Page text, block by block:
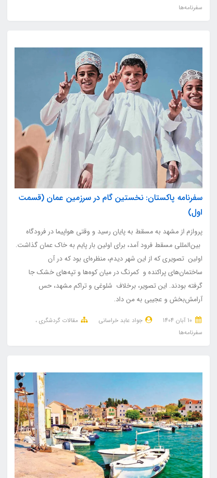
سفرنامه‌ها
سفرنامه پاکستان: نخستین گام در سرزمین عمان (قسمت
اول)
پروازم از مشهد به مسقط به پایان رسید و وقتی هواپیما در فرودگاه
بین‌المللی مسقط فرود آمد، برای اولین بار پایم به خاک عمان گذاشت.
اولین تصویری که از این شهر دیدم، منظره‌ای بود که در آن
ساختمان‌های پراکنده و کمرنگ در میان کوه‌ها و تپه‌های خشک جا
گرفته بودند. این تصویر، برخلاف شلوغی و تراکم مشهد، حس
آرامش‌بخش و عجیبی به من داد.
جواد عابد خراسانی
مقالات گردشگری
سفرنامه‌ها